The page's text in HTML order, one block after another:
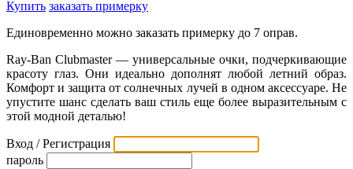
Купить заказать примерку
Единовременно можно заказать примерку до 7 оправ.
Ray-Ban Clubmaster — универсальные очки, подчеркивающие
красоту глаз. Они идеально дополнят любой летний образ.
Комфорт и защита от солнечных лучей в одном аксессуаре. Не
упустите шанс сделать ваш стиль еще более выразительным с
этой модной деталью!
Вход / Регистрация
пароль